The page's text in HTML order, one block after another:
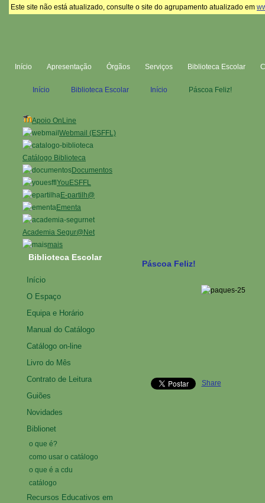
Este site não está atualizado, consulte o site do agrupamento atualizado em
Início Apresentação Órgãos Serviços Biblioteca Escolar
Apoio OnLine
Webmail (ESFFL)
Catálogo Biblioteca
Documentos
YouESFFL
E-partilh@
Ementa
Academia Segur@Net
mais
Início Biblioteca Escolar Início Páscoa Feliz!
Páscoa Feliz!
Share
Biblioteca Escolar
Início
O Espaço
Equipa e Horário
Manual do Catálogo
Catálogo on-line
Livro do Mês
Contrato de Leitura
Guiões
Novidades
Biblionet
o que é?
como usar o catálogo
o que é a cdu
catálogo
Recursos Educativos em